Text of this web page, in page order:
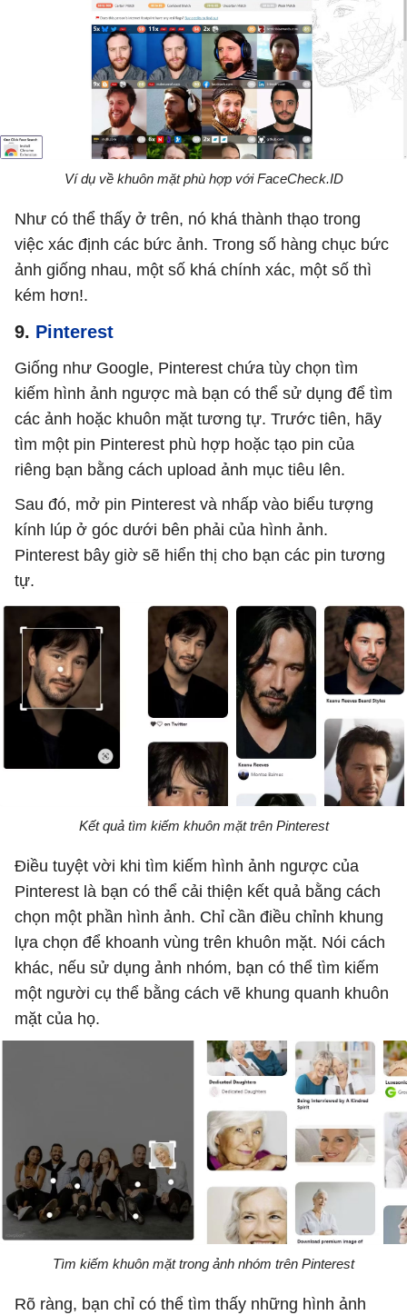
Ví dụ về khuôn mặt phù hợp với FaceCheck.ID
Như có thể thấy ở trên, nó khá thành thạo trong
việc xác định các bức ảnh. Trong số hàng chục bức
ảnh giống nhau, một số khá chính xác, một số thì
kém hơn!.
9. Pinterest
Giống như Google, Pinterest chứa tùy chọn tìm
kiếm hình ảnh ngược mà bạn có thể sử dụng để tìm
các ảnh hoặc khuôn mặt tương tự. Trước tiên, hãy
tìm một pin Pinterest phù hợp hoặc tạo pin của
riêng bạn bằng cách upload ảnh mục tiêu lên.
Sau đó, mở pin Pinterest và nhấp vào biểu tượng
kính lúp ở góc dưới bên phải của hình ảnh.
Pinterest bây giờ sẽ hiển thị cho bạn các pin tương
tự.
Kết quả tìm kiếm khuôn mặt trên Pinterest
Điều tuyệt vời khi tìm kiếm hình ảnh ngược của
Pinterest là bạn có thể cải thiện kết quả bằng cách
chọn một phần hình ảnh. Chỉ cần điều chỉnh khung
lựa chọn để khoanh vùng trên khuôn mặt. Nói cách
khác, nếu sử dụng ảnh nhóm, bạn có thể tìm kiếm
một người cụ thể bằng cách vẽ khung quanh khuôn
mặt của họ.
Tìm kiếm khuôn mặt trong ảnh nhóm trên Pinterest
Rõ ràng, bạn chỉ có thể tìm thấy những hình ảnh